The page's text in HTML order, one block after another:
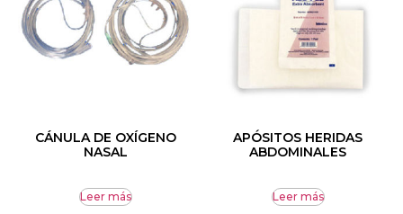
CÁNULA DE OXÍGENO
NASAL
Leer más
APÓSITOS HERIDAS
ABDOMINALES
Leer más